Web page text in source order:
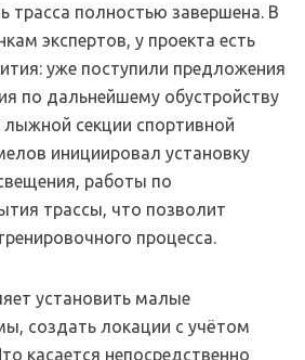
трасса полностью завершена. В
экспертов, у проекта есть
уже поступили предложения
по дальнейшему обустройству
лыжной секции спортивной
инициировал установку
работы по
трассы, что позволит
процесса.
установить малые
создать локации с учётом
касается непосредственно